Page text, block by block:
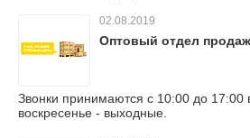
02.08.2019
Оптовый отдел продаж
Звонки принимаются с 10:00 до 17:00
воскресенье - выходные.